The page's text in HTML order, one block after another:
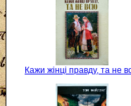
Кажи жінці правду, та не